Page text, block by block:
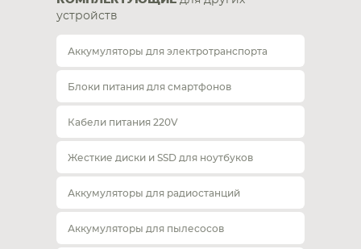
устройств
Аккумуляторы для электротранспорта
Блоки питания для смартфонов
Кабели питания 220V
Жесткие диски и SSD для ноутбуков
Аккумуляторы для радиостанций
Аккумуляторы для пылесосов